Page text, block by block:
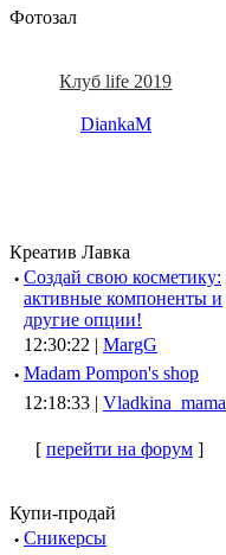
Фотозал
Клуб life 2019
DiankaM
Креатив Лавка
· Создай свою косметику:
активные компоненты и
другие опции!
12:30:22 | MargG
· Madam Pompon's shop
12:18:33 | Vladkina_mama
[ перейти на форум ]
Купи-продай
· Сникерсы